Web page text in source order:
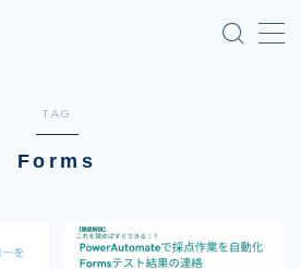
TAG
Forms